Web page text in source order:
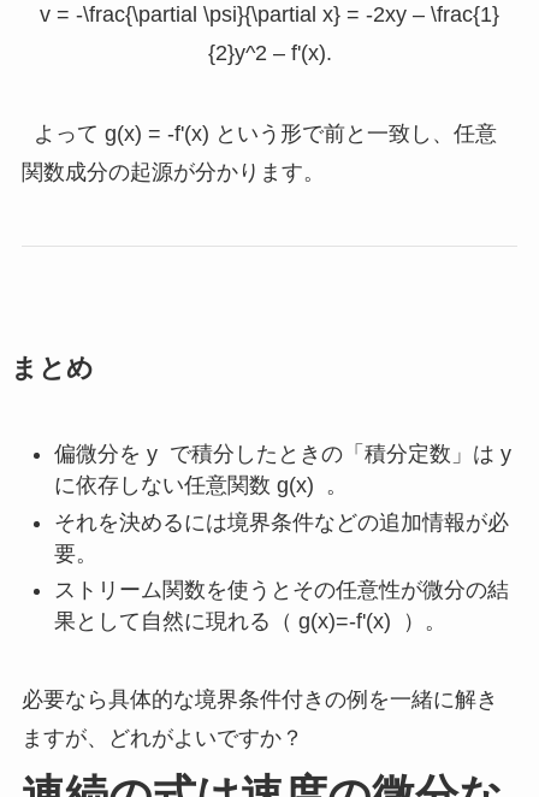
v = -\frac{\partial \psi}{\partial x} = -2xy – \frac{1}
{2}y^2 – f'(x).
よって g(x) = -f'(x) という形で前と一致し、任意
関数成分の起源が分かります。
まとめ
偏微分を yで積分したときの「積分定数」は y
に依存しない任意関数 g(x) 。
それを決めるには境界条件などの追加情報が必
要。
ストリーム関数を使うとその任意性が微分の結
果として自然に現れる（ g(x)=-f'(x) ）。
必要なら具体的な境界条件付きの例を一緒に解き
ますが、どれがよいですか？